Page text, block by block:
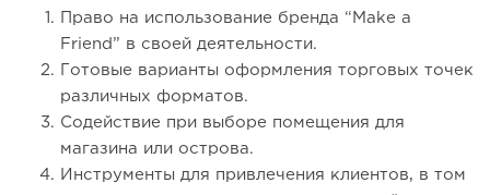
Право на использование бренда “Make a
Friend” в своей деятельности.
Готовые варианты оформления торговых точек
различных форматов.
Содействие при выборе помещения для
магазина или острова.
Инструменты для привлечения клиентов, в том